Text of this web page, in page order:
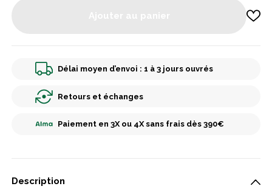
Délai moyen d’envoi : 1 à 3 jours ouvrés
Retours et échanges
Paiement en 3X ou 4X sans frais dès 390€
Description